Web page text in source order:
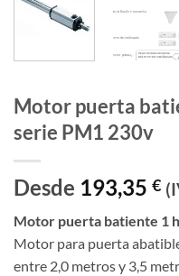
Motor puerta
serie PM1 230v
Desde 193,35 €
Motor puerta batiente 1
Motor para puerta
entre 2,0 metros y 3,5